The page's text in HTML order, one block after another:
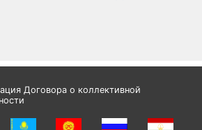
Договора о коллективной